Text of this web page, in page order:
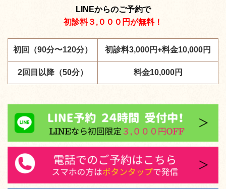
LINEからのご予約で
初診料３,０００円が無料！
初回（90分〜120分） 初診料3,000円+料金10,000円
2回目以降（50分） 料金10,000円